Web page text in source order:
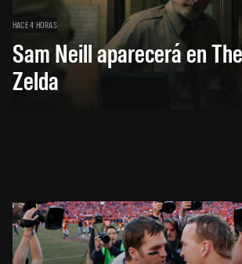
HACE 4 HORAS
Sam Neill aparecerá en
Zelda